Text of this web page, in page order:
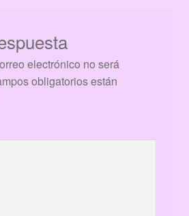
electrónico no será
obligatorios están